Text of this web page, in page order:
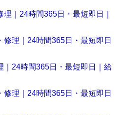
｜24時間365日・最短即日｜
修理｜24時間365日・最短即日
｜24時間365日・最短即日｜給
理｜24時間365日・最短即日